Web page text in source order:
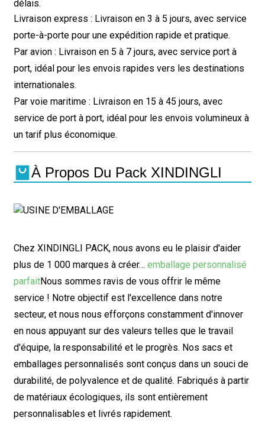
délais.
Livraison express : Livraison en 3 à 5 jours, avec service
porte-à-porte pour une expédition rapide et pratique.
Par avion : Livraison en 5 à 7 jours, avec service port à
port, idéal pour les envois rapides vers les destinations
internationales.
Par voie maritime : Livraison en 15 à 45 jours, avec
service de port à port, idéal pour les envois volumineux à
un tarif plus économique.
À Propos Du Pack XINDINGLI
Chez XINDINGLI PACK, nous avons eu le plaisir d'aider
plus de 1 000 marques à créer… emballage personnalisé
parfaitNous sommes ravis de vous offrir le même
service ! Notre objectif est l'excellence dans notre
secteur, et nous nous efforçons constamment d'innover
en nous appuyant sur des valeurs telles que le travail
d'équipe, la responsabilité et le progrès. Nos sacs et
emballages personnalisés sont conçus dans un souci de
durabilité, de polyvalence et de qualité. Fabriqués à partir
de matériaux écologiques, ils sont entièrement
personnalisables et livrés rapidement.